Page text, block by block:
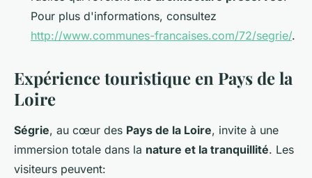
Pour plus d'informations, consultez
http://www.communes-francaises.com/72/segrie/.
Expérience touristique en Pays de la
Loire
Ségrie, au cœur des Pays de la Loire, invite à une
immersion totale dans la nature et la tranquillité. Les
visiteurs peuvent: